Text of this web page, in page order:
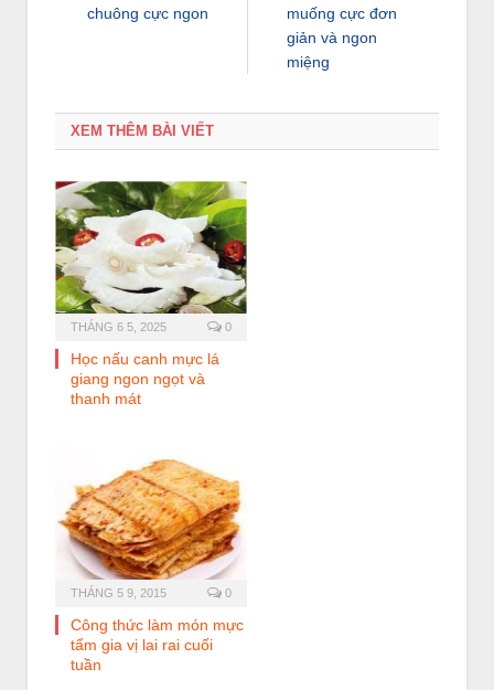
chuông cực ngon
muống cực đơn
giản và ngon
miệng
XEM THÊM BÀI VIẾT
THÁNG 6 5, 2025 0
Học nấu canh mực lá
giang ngon ngọt và
thanh mát
THÁNG 5 9, 2015 0
Công thức làm món mực
tẩm gia vị lai rai cuối
tuần